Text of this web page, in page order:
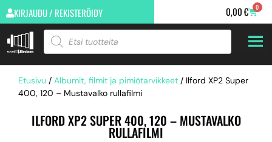
KIRJAUDU / REKISTERÖIDY 0,00€ 0
Etusivu / Albumit, filmit ja pimiötarvikkeet / Ilford XP2 Super
400, 120 – Mustavalko rullafilmi
ILFORD XP2 SUPER 400, 120 – MUSTAVALKO
RULLAFILMI